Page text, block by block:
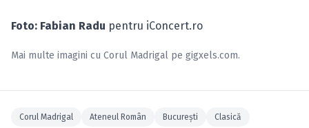
Foto: Fabian Radu pentru iConcert.ro
Mai multe imagini cu Corul Madrigal pe gigxels.com.
Corul Madrigal Ateneul Român Bucureşti Clasică